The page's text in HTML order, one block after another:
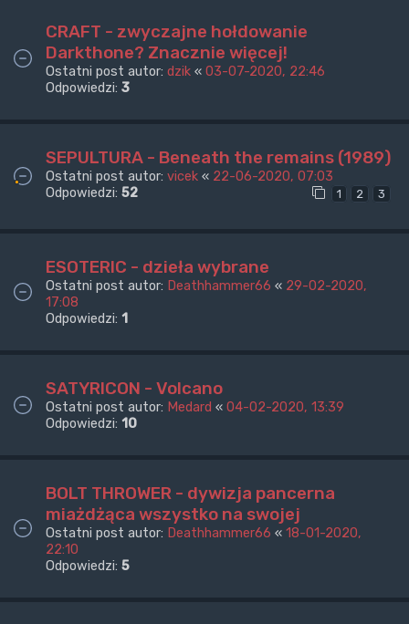
CRAFT - zwyczajne hołdowanie
Darkthone? Znacznie więcej!
Ostatni post autor: dzik « 03-07-2020, 22:46
Odpowiedzi: 3
SEPULTURA - Beneath the remains (1989)
Ostatni post autor: vicek « 22-06-2020, 07:03
Odpowiedzi: 52 1 2 3
ESOTERIC - dzieła wybrane
Ostatni post autor: Deathhammer66 « 29-02-2020,
17:08
Odpowiedzi: 1
SATYRICON - Volcano
Ostatni post autor: Medard « 04-02-2020, 13:39
Odpowiedzi: 10
BOLT THROWER - dywizja pancerna
miażdżąca wszystko na swojej
Ostatni post autor: Deathhammer66 « 18-01-2020,
22:10
Odpowiedzi: 5